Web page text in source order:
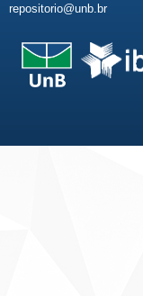
repositorio@unb.br